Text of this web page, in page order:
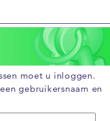
moet u inloggen.
gebruikersnaam en